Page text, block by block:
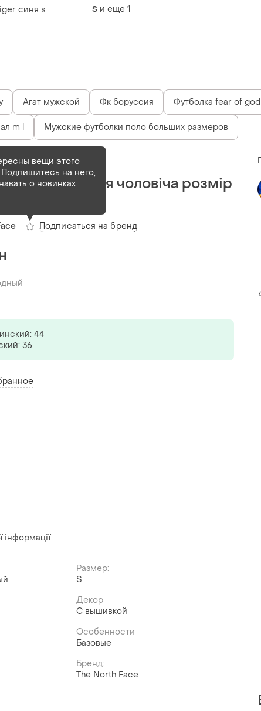
синя s
S и еще 1
Агат мужской Фк боруссия Футболка fear of
m l Мужские футболки поло больших размеров
1 шт
від тнф синя чоловіча розмір
вещи этого
на него,
о новинках
Подписаться на бренд
44
36
Размер:
S
Декор
С вышивкой
Особенности
Базовые
Бренд:
The North Face